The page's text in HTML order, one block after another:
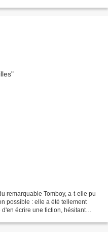
remarquable Tomboy, a-t-elle pu
possible : elle a été tellement
écrire une fiction, hésitant